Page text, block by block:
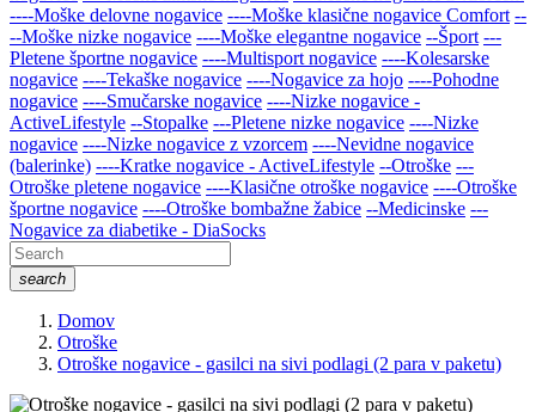
----Moške delovne nogavice ----Moške klasične nogavice Comfort --
--Moške nizke nogavice ----Moške elegantne nogavice --Šport ---
Pletene športne nogavice ----Multisport nogavice ----Kolesarske
nogavice ----Tekaške nogavice ----Nogavice za hojo ----Pohodne
nogavice ----Smučarske nogavice ----Nizke nogavice -
ActiveLifestyle --Stopalke ---Pletene nizke nogavice ----Nizke
nogavice ----Nizke nogavice z vzorcem ----Nevidne nogavice
(balerinke) ----Kratke nogavice - ActiveLifestyle --Otroške ---
Otroške pletene nogavice ----Klasične otroške nogavice ----Otroške
športne nogavice ----Otroške bombažne žabice --Medicinske ---
Nogavice za diabetike - DiaSocks
search
Domov
Otroške
Otroške nogavice - gasilci na sivi podlagi (2 para v paketu)